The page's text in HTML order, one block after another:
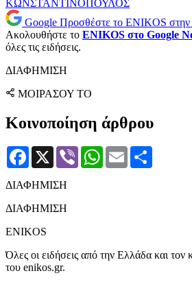
ΚΩΝΣΤΑΝΤΙΝΟΠΟΥΛΟΣ
Google Προσθέστε το ENIKOS
Ακολουθήστε το ENIKOS στο Google
όλες τις ειδήσεις.
ΔΙΑΦΗΜΙΣΗ
ΜΟΙΡΑΣΟΥ ΤΟ
Κοινοποίηση άρθρου
Facebook
X Viber WhatsApp
Email
ΔΙΑΦΗΜΙΣΗ
ΔΙΑΦΗΜΙΣΗ
ENIKOS
Όλες οι ειδήσεις από την Ελλάδα και
του enikos.gr.